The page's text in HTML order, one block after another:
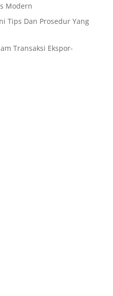
Modern
Tips Dan Prosedur Yang
Transaksi Ekspor-